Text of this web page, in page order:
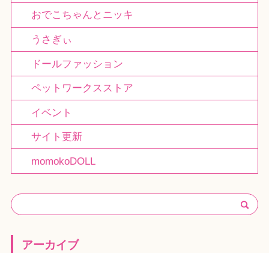
おでこちゃんとニッキ
うさぎぃ
ドールファッション
ペットワークスストア
イベント
サイト更新
momokoDOLL
アーカイブ